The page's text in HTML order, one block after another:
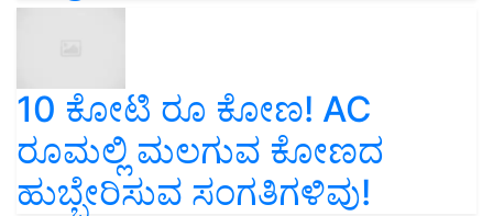
10 ಕೋಟಿ ರೂ ಕೋಣ! AC
ರೂಮಲ್ಲಿ ಮಲಗುವ ಕೋಣದ
ಹುಬ್ಬೇರಿಸುವ ಸಂಗತಿಗಳಿವು!